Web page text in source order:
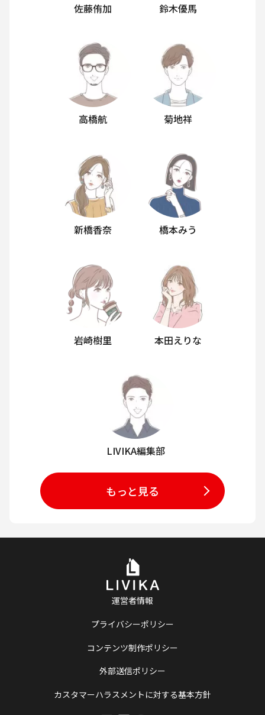
佐藤侑加 鈴木優馬
高橋航 菊地祥
新橋香奈 橋本みう
岩崎樹里 本田えりな
LIVIKA編集部
もっと見る
運営者情報
プライバシーポリシー
コンテンツ制作ポリシー
外部送信ポリシー
カスタマーハラスメントに対する基本方針